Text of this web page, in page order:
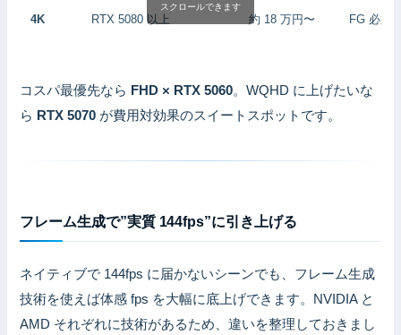
4K RTX 5080 以上 約 18 万円〜 FG 必須
スクロールできます
コスパ最優先なら FHD × RTX 5060。WQHD に上げたいな
ら RTX 5070 が費用対効果のスイートスポットです。
フレーム生成で”実質 144fps”に引き上げる
ネイティブで 144fps に届かないシーンでも、フレーム生成
技術を使えば体感 fps を大幅に底上げできます。NVIDIA と
AMD それぞれに技術があるため、違いを整理しておきまし